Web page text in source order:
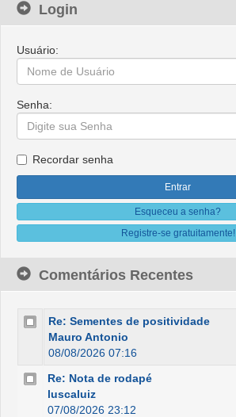
Login
Usuário:
Senha:
Recordar senha
Esqueceu a senha?
Registre-se gratuitamente!
Comentários Recentes
Re: Sementes de positividade
Mauro Antonio
08/08/2026 07:16
Re: Nota de rodapé
luscaluiz
07/08/2026 23:12